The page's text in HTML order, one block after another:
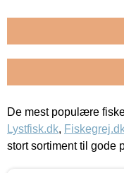
De mest populære
Lystfisk.dk,
stort sortiment til gode